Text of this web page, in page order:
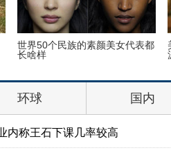
刘涛蜡像揭幕 “霓凰郡主”造型简
直太像
环球 国内
内称王石下课几率较高